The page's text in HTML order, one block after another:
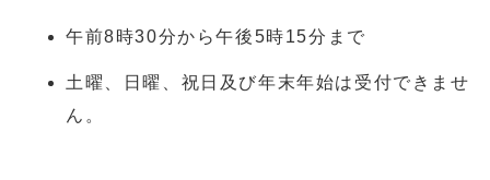
午前8時30分から午後5時15分まで
土曜、日曜、祝日及び年末年始は受付できませ
ん。